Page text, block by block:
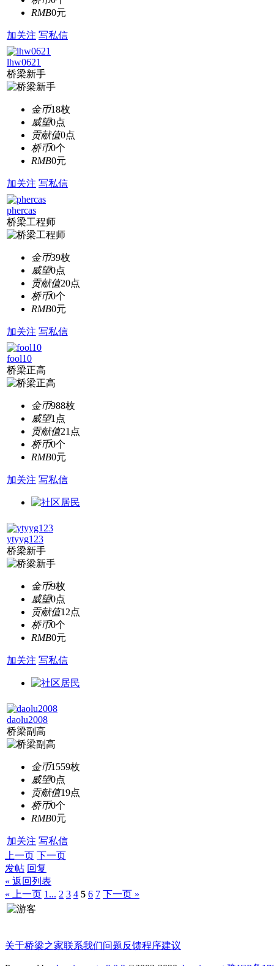
RMB0元
加关注 写私信
lhw0621
桥梁新手
金币18枚
威望0点
贡献值0点
桥币0个
RMB0元
加关注 写私信
phercas
桥梁工程师
金币39枚
威望0点
贡献值20点
桥币0个
RMB0元
加关注 写私信
fool10
桥梁正高
金币988枚
威望1点
贡献值21点
桥币0个
RMB0元
加关注 写私信
ytyyg123
桥梁新手
金币9枚
威望0点
贡献值12点
桥币0个
RMB0元
加关注 写私信
daolu2008
桥梁副高
金币1559枚
威望0点
贡献值19点
桥币0个
RMB0元
加关注 写私信
上一页 下一页
发帖 回复
« 返回列表
« 上一页 1... 2 3 4 5 6 7 下一页 »
关于桥梁之家联系我们问题反馈程序建议